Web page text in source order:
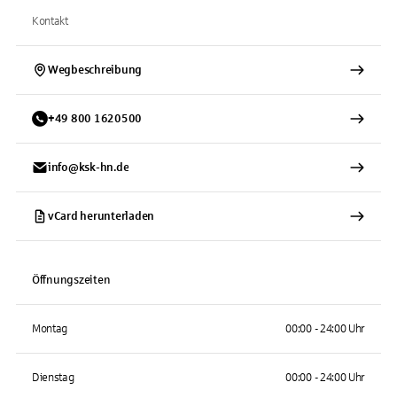
Kontakt
Wegbeschreibung
+49 800 1620500
info@ksk-hn.de
vCard herunterladen
Öffnungszeiten
Montag 00:00 - 24:00 Uhr
Dienstag 00:00 - 24:00 Uhr